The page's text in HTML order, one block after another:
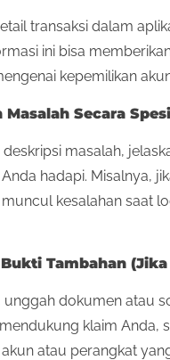
transaksi dalam
ini bisa
kepemilikan
Masalah Secara
masalah,
hadapi. Misalnya,
kesalahan saat
Tambahan
unggah dokumen atau
klaim Anda,
atau perangkat